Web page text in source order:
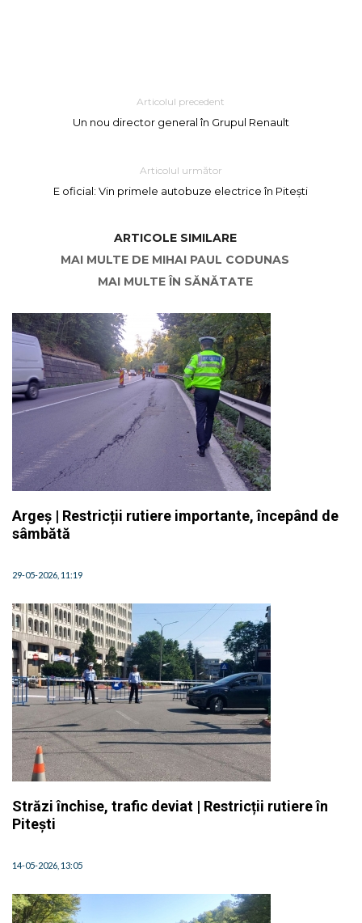
Articolul precedent
Un nou director general în Grupul Renault
Articolul următor
E oficial: Vin primele autobuze electrice în Pitești
ARTICOLE SIMILARE
MAI MULTE DE MIHAI PAUL CODUNAS
MAI MULTE ÎN SĂNĂTATE
Argeș | Restricții rutiere importante, începând de
sâmbătă
29-05-2026, 11:19
Străzi închise, trafic deviat | Restricții rutiere în
Pitești
14-05-2026, 13:05